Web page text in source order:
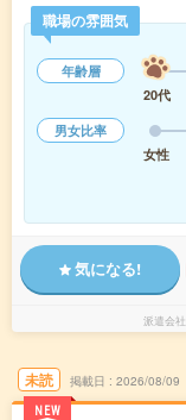
職場の雰囲気
年齢層
20代
男女比率
女性
気になる!
派遣会社
未読
NEW
掲載日 2026/08/09